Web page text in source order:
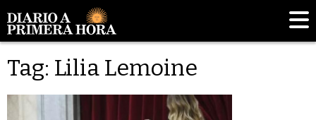
Tag: Lilia Lemoine